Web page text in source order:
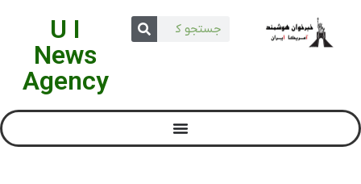
U I
News
Agency